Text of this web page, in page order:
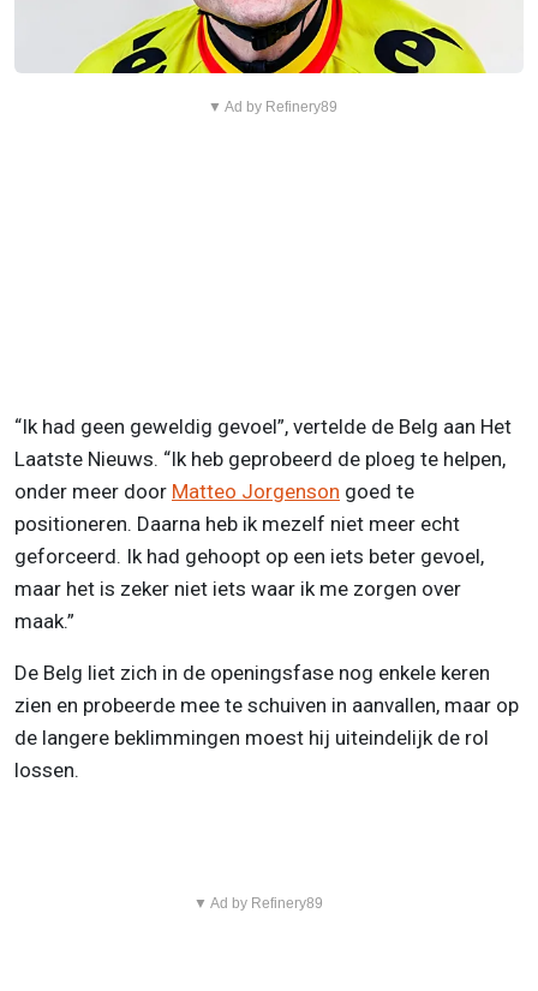
▼ Ad by Refinery89
“Ik had geen geweldig gevoel”, vertelde de Belg aan Het
Laatste Nieuws. “Ik heb geprobeerd de ploeg te helpen,
onder meer door Matteo Jorgenson goed te
positioneren. Daarna heb ik mezelf niet meer echt
geforceerd. Ik had gehoopt op een iets beter gevoel,
maar het is zeker niet iets waar ik me zorgen over
maak.”
De Belg liet zich in de openingsfase nog enkele keren
zien en probeerde mee te schuiven in aanvallen, maar op
de langere beklimmingen moest hij uiteindelijk de rol
lossen.
▼ Ad by Refinery89